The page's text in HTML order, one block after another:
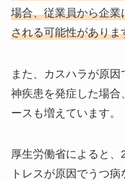
場合、従業員から企
される可能性がありま
また、カスハラが原
神疾患を発症した場
ースも増えています。
厚生労働省によると
トレスが原因でうつ